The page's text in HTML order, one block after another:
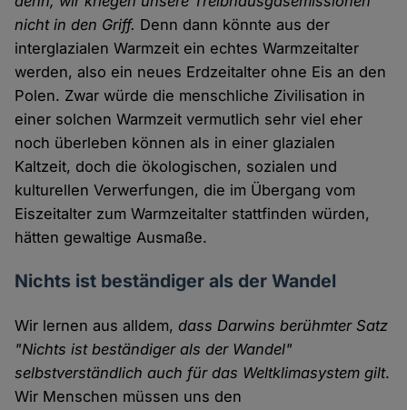
nicht in den Griff. Denn dann könnte aus der
interglazialen Warmzeit ein echtes Warmzeitalter
werden, also ein neues Erdzeitalter ohne Eis an den
Polen. Zwar würde die menschliche Zivilisation in
einer solchen Warmzeit vermutlich sehr viel eher
noch überleben können als in einer glazialen
Kaltzeit, doch die ökologischen, sozialen und
kulturellen Verwerfungen, die im Übergang vom
Eiszeitalter zum Warmzeitalter stattfinden würden,
hätten gewaltige Ausmaße.
Nichts ist beständiger als der Wandel
Wir lernen aus alldem,dass Darwins berühmter Satz
"Nichts ist beständiger als der Wandel"
selbstverständlich auch für das Weltklimasystem gilt.
Wir Menschen müssen uns den